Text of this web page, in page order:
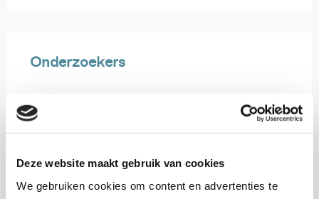
Deze website maakt gebruik van cookies
We gebruiken cookies om content en advertenties te
Onderzoekers
Senior onderzoeker en Hoofd onderzoeksgroep
maatschappelijke participatie